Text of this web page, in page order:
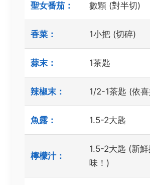
聖女番茄： 數顆 (對半切)
香菜： 1小把 (切碎)
蒜末： 1茶匙
辣椒末： 1/2-1茶匙 (依
魚露： 1.5-2大匙
檸檬汁：
1.5-2大匙 (新
味！)